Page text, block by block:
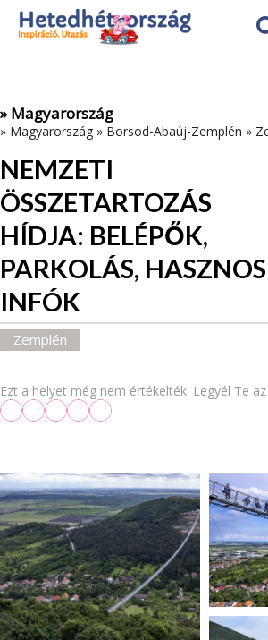
Az oldal sütiket (cookies) használ. További
Adatvédelmi tájékoztató
» Magyarország
» Magyarország » Borsod-Abaúj-Zemplén »
NEMZETI
ÖSSZETARTOZÁS
HÍDJA: BELÉPŐK,
PARKOLÁS, HASZNOS
INFÓK
Zemplén
Ezt a helyet még nem értékelték. Legyél Te az